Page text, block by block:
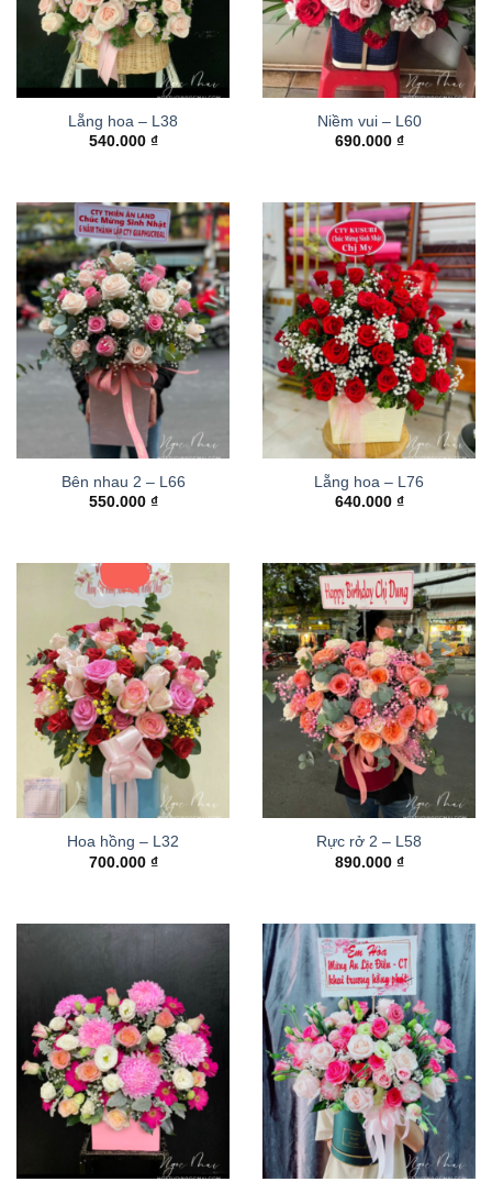
Lẵng hoa – L38
540.000 ₫
Niềm vui – L60
690.000 ₫
Bên nhau 2 – L66
550.000 ₫
Lẵng hoa – L76
640.000 ₫
Hoa hồng – L32
700.000 ₫
Rực rở 2 – L58
890.000 ₫